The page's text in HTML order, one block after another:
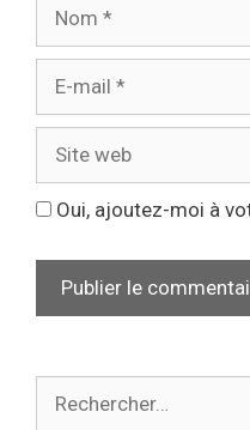
Oui, ajoutez-moi à